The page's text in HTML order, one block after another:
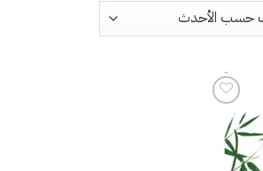
إضافة
إلى
قائمة
الرغبات